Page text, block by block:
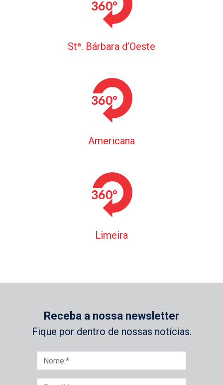
Stª. Bárbara d’Oeste
Americana
Limeira
Receba a nossa newsletter
Fique por dentro de nossas notícias.